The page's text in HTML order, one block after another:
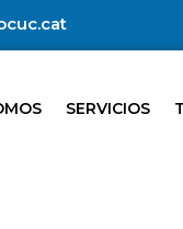
SERVICIOS